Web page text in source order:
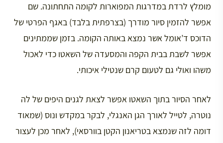
מומלץ לרדת במדרגות המפוארות לקומה התחתונה. שם
אפשר להזמין סיור מודרך (בצרפתית בלבד) באגף הפרטי של
הדוכס ד’אומל אשר נמצא באותה הקומה. בזמן שממתינים
אפשר לשבת בבית הקפה והמסעדה של השאטו כדי לאכול
משהו ואולי גם לטעום קרם שנטילי איכותי.
לאחר הסיור בתוך השאטו אפשר לצאת לגנים היפים של לה
נוטרה, לטייל לאורך הגן האנגלי, לבקר במקדש ונוס (שמאוד
דומה לזה שנמצא בטריאנון הקטן בוורסאי), לאחר מכן לעצור